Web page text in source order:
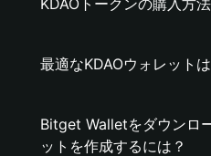
KDAOトークンの購入方法
最適なKDAOウォレットは
Bitget Walletをダウンロ
ットを作成するには？